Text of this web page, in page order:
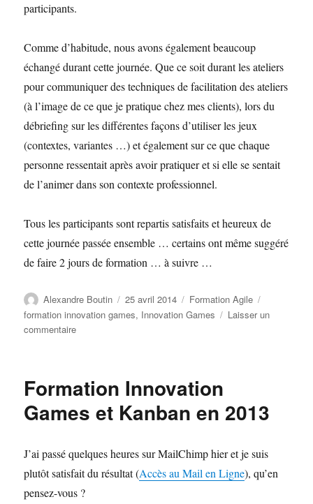
participants.
Comme d’habitude, nous avons également beaucoup
échangé durant cette journée. Que ce soit durant les ateliers
pour communiquer des techniques de facilitation des ateliers
(à l’image de ce que je pratique chez mes clients), lors du
débriefing sur les différentes façons d’utiliser les jeux
(contextes, variantes …) et également sur ce que chaque
personne ressentait après avoir pratiquer et si elle se sentait
de l’animer dans son contexte professionnel.
Tous les participants sont repartis satisfaits et heureux de
cette journée passée ensemble … certains ont même suggéré
de faire 2 jours de formation … à suivre …
Auteur
Alexandre Boutin
Publié
le
25 avril 2014 Catégories
Formation Agile
formation innovation games, Innovation Games
Laisser un
commentairesur
Formation
Formation Innovation
Games et Kanban en 2013
J’ai passé quelques heures sur MailChimp hier et je suis
plutôt satisfait du résultat (Accès au Mail en Ligne), qu’en
pensez-vous ?